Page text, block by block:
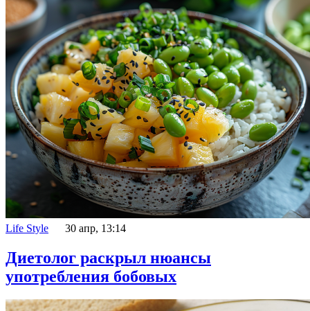
Life Style 30 апр, 13:14
Диетолог раскрыл нюансы
употребления бобовых